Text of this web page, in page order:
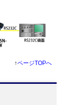
↑ページTOPへ